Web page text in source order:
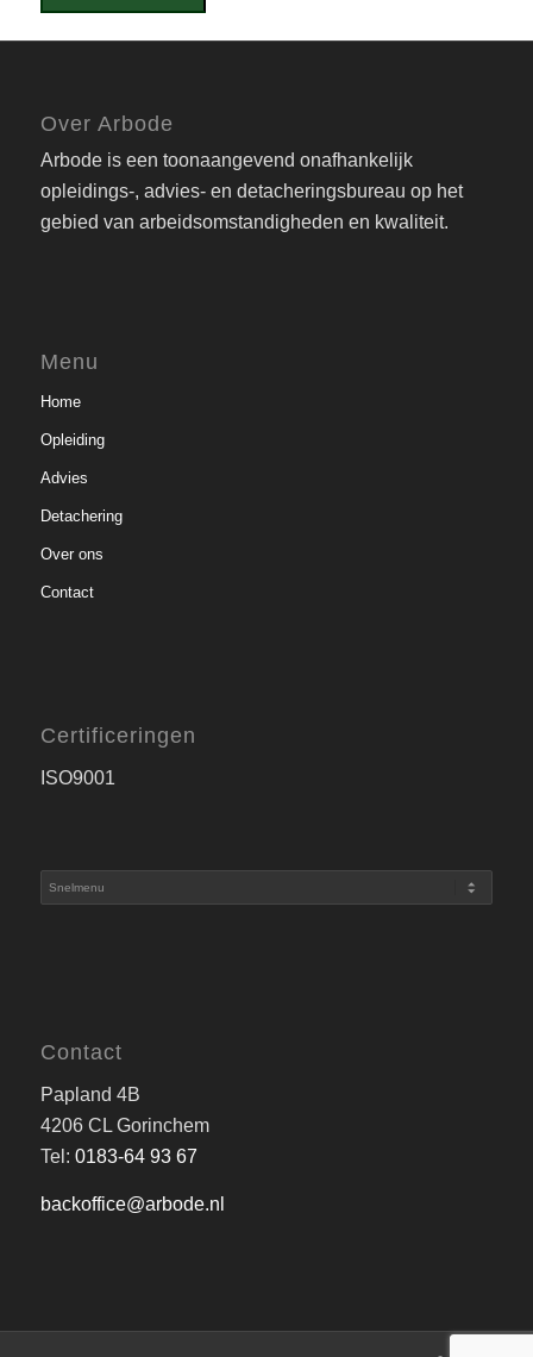
Over Arbode
Arbode is een toonaangevend onafhankelijk
opleidings-, advies- en detacheringsbureau op het
gebied van arbeidsomstandigheden en kwaliteit.
Menu
Home
Opleiding
Advies
Detachering
Over ons
Contact
Certificeringen
ISO9001
Contact
Papland 4B
4206 CL Gorinchem
Tel: 0183-64 93 67
backoffice@arbode.nl